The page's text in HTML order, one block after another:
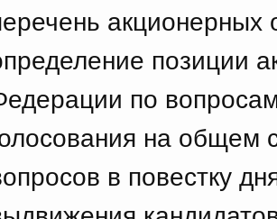
позиции
по
на общем
в повестку
в постановление
17 февраля 2024 г. № 179
Правительства
№ 908
Правил уведомления частным